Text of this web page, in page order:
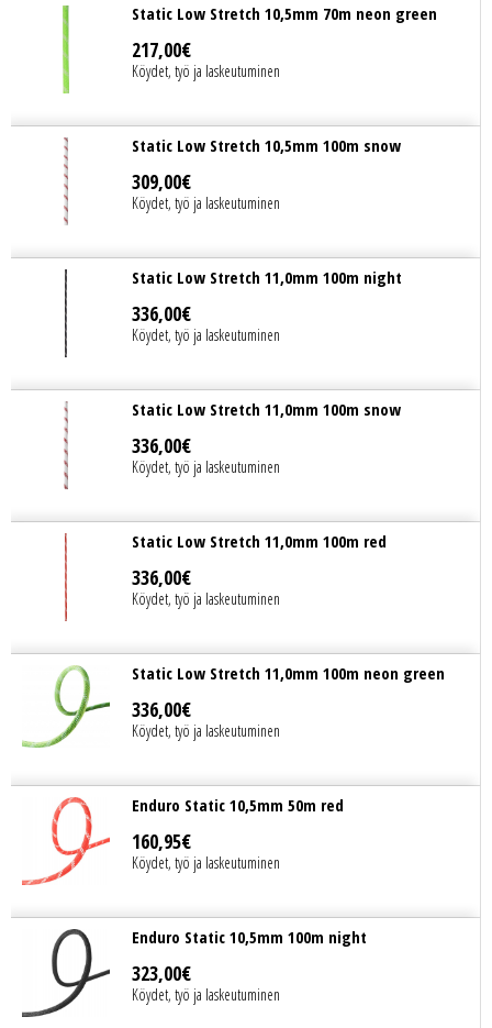
Static Low Stretch 10,5mm 70m neon green
217,00€
Köydet, työ ja laskeutuminen
Static Low Stretch 10,5mm 100m snow
309,00€
Köydet, työ ja laskeutuminen
Static Low Stretch 11,0mm 100m night
336,00€
Köydet, työ ja laskeutuminen
Static Low Stretch 11,0mm 100m snow
336,00€
Köydet, työ ja laskeutuminen
Static Low Stretch 11,0mm 100m red
336,00€
Köydet, työ ja laskeutuminen
Static Low Stretch 11,0mm 100m neon green
336,00€
Köydet, työ ja laskeutuminen
Enduro Static 10,5mm 50m red
160,95€
Köydet, työ ja laskeutuminen
Enduro Static 10,5mm 100m night
323,00€
Köydet, työ ja laskeutuminen